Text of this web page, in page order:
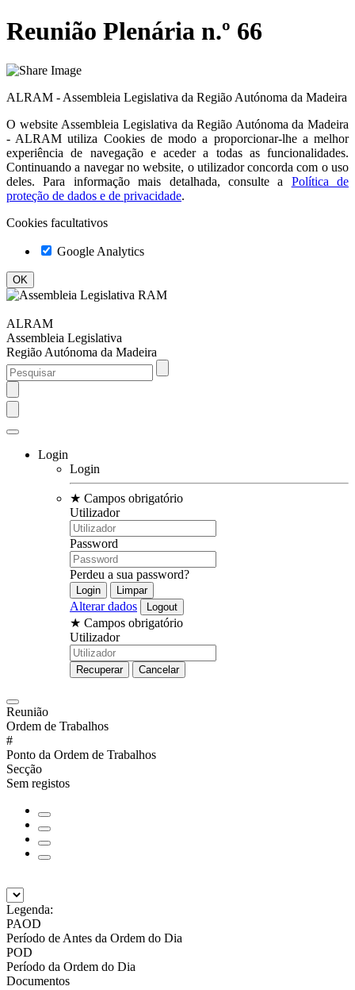
Reunião Plenária n.º 66
ALRAM - Assembleia Legislativa da Região Autónoma da Madeira
O website Assembleia Legislativa da Região Autónoma da Madeira
- ALRAM utiliza Cookies de modo a proporcionar-lhe a melhor
experiência de navegação e aceder a todas as funcionalidades.
Continuando a navegar no website, o utilizador concorda com o uso
deles. Para informação mais detalhada, consulte a
Política de
proteção de dados e de privacidade.
Cookies facultativos
Google Analytics
ALRAM
Assembleia Legislativa
Região Autónoma da Madeira
Login
Login
★ Campos obrigatório
Utilizador
Password
Perdeu a sua password?
Alterar dados
★ Campos obrigatório
Utilizador
Reunião
Ordem de Trabalhos
#
Ponto da Ordem de Trabalhos
Secção
Sem registos
Legenda:
PAOD
Período de Antes da Ordem do Dia
POD
Período da Ordem do Dia
Documentos